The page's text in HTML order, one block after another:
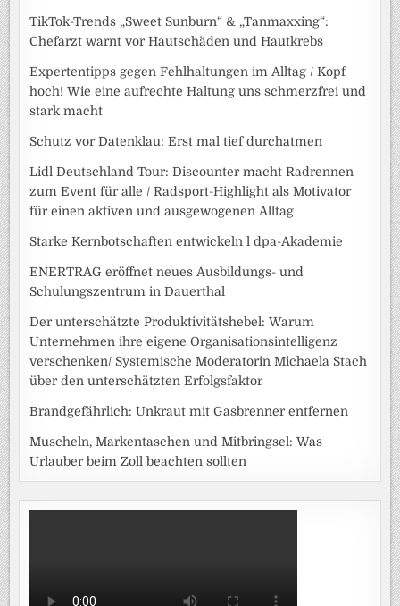
TikTok-Trends „Sweet Sunburn“ & „Tanmaxxing“:
Chefarzt warnt vor Hautschäden und Hautkrebs
Expertentipps gegen Fehlhaltungen im Alltag / Kopf
hoch! Wie eine aufrechte Haltung uns schmerzfrei und
stark macht
Schutz vor Datenklau: Erst mal tief durchatmen
Lidl Deutschland Tour: Discounter macht Radrennen
zum Event für alle / Radsport-Highlight als Motivator
für einen aktiven und ausgewogenen Alltag
Starke Kernbotschaften entwickeln l dpa-Akademie
ENERTRAG eröffnet neues Ausbildungs- und
Schulungszentrum in Dauerthal
Der unterschätzte Produktivitätshebel: Warum
Unternehmen ihre eigene Organisationsintelligenz
verschenken/ Systemische Moderatorin Michaela Stach
über den unterschätzten Erfolgsfaktor
Brandgefährlich: Unkraut mit Gasbrenner entfernen
Muscheln, Markentaschen und Mitbringsel: Was
Urlauber beim Zoll beachten sollten